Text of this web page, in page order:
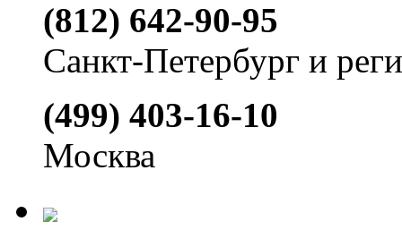
(812) 642-90-95
Санкт-Петербург и
(499) 403-16-10
Москва